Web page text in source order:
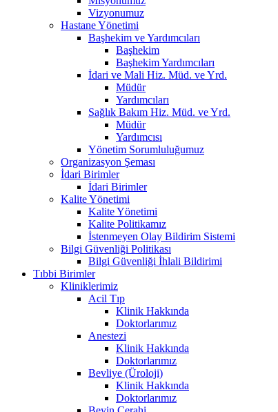
Vizyonumuz
Hastane Yönetimi
Başhekim ve Yardımcıları
Başhekim
Başhekim Yardımcıları
İdari ve Mali Hiz. Müd. ve Yrd.
Müdür
Yardımcıları
Sağlık Bakım Hiz. Müd. ve Yrd.
Müdür
Yardımcısı
Yönetim Sorumluluğumuz
Organizasyon Şeması
İdari Birimler
İdari Birimler
Kalite Yönetimi
Kalite Yönetimi
Kalite Politikamız
İstenmeyen Olay Bildirim Sistemi
Bilgi Güvenliği Politikası
Bilgi Güvenliği İhlali Bildirimi
Tıbbi Birimler
Kliniklerimiz
Acil Tıp
Klinik Hakkında
Doktorlarımız
Anestezi
Klinik Hakkında
Doktorlarımız
Bevliye (Üroloji)
Klinik Hakkında
Doktorlarımız